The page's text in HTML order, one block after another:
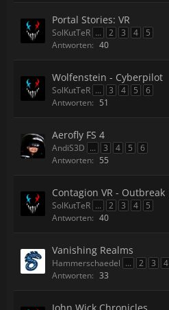
Portal Stories: VR
SolKutTeR ... 2 3 4
5
Antworten: 40
Wolfenstein - Cyberpilot
SolKutTeR ... 3 4 5
6
Antworten: 51
Aerofly FS 4
AndiS3D ... 3 4 5
6
Antworten: 55
Contagion VR - Outbreak
SolKutTeR ... 2 3 4
5
Antworten: 40
Vanishing Realms
Hammerschaedel ... 2 3
4
Antworten: 33